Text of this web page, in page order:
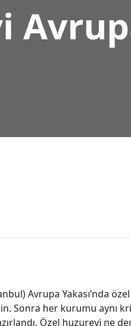
Avrupa Yakası’nda
Sonra her kurumu aynı
Özel huzurevi ne